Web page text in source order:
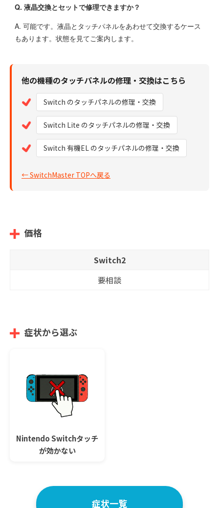
Q. 液晶交換とセットで修理できますか？
A. 可能です。液晶とタッチパネルをあわせて交換するケース
もあります。状態を見てご案内します。
他の機種のタッチパネルの修理・交換はこちら
Switch のタッチパネルの修理・交換
Switch Lite のタッチパネルの修理・交換
Switch 有機EL のタッチパネルの修理・交換
← SwitchMaster TOPへ戻る
価格
Switch2
要相談
症状から選ぶ
Nintendo Switchタッチ
が効かない
症状一覧